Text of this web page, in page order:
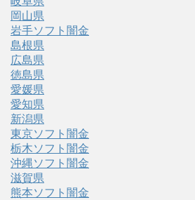
岡山県
岩手ソフト闇金
島根県
広島県
徳島県
愛媛県
愛知県
新潟県
東京ソフト闇金
栃木ソフト闇金
沖縄ソフト闇金
滋賀県
熊本ソフト闇金